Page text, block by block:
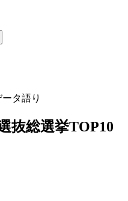
タ語り
抜総選挙TOP10